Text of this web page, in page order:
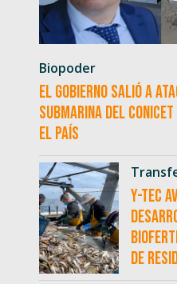
Biopoder
El Gobierno salió a
submarina del
el país
Y-TEC
de